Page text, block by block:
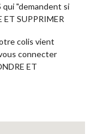
qui "demandent si
ET SUPPRIMER
colis vient
connecter
ET